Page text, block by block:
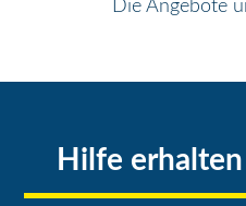
Die Angebote
Hilfe erhalten